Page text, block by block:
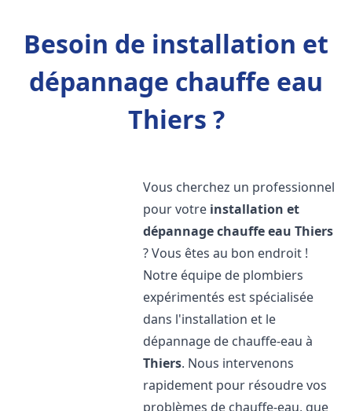
Besoin de installation et
dépannage chauffe eau
Thiers ?
Vous cherchez un professionnel
pour votre installation et
dépannage chauffe eau Thiers
? Vous êtes au bon endroit !
Notre équipe de plombiers
expérimentés est spécialisée
dans l'installation et le
dépannage de chauffe-eau à
Thiers. Nous intervenons
rapidement pour résoudre vos
problèmes de chauffe-eau, que